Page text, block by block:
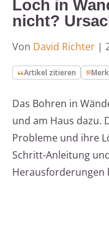
Loch in
nicht?
Von David Richter |
Artikel zitieren
Das Bohren in
und am Haus dazu.
Probleme und ihre
Schritt-Anleitung
Herausforderungen